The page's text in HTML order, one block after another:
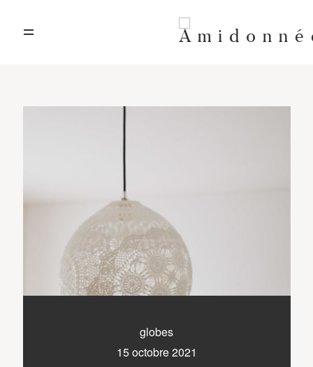
globes
15 octobre 2021
Art textile
Location décors
Contact